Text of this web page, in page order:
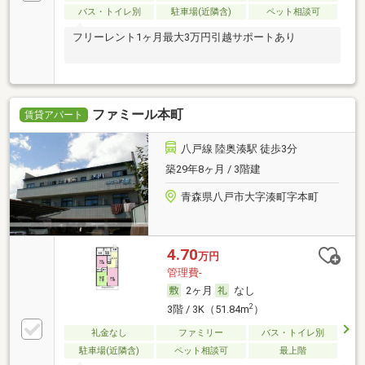
バス・トイレ別
駐車場(近隣含) ペット相談可
フリーレント1ヶ月最大3万円引越サポートあり
賃貸アパート ファミール本町
八戸線 陸奥湊駅 徒歩3分
築29年8ヶ月 / 3階建
青森県八戸市大字湊町字本町
4.70万円
管理費-
2ヶ月
なし
3階 / 3K（51.84m2）
礼金なし ファミリー
バス・トイレ別
駐車場(近隣含)
ペット相談可 最上階